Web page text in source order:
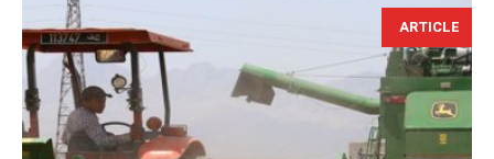
ARTICLE